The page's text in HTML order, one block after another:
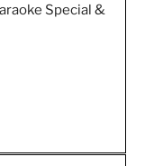
Special &